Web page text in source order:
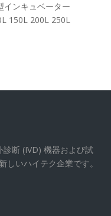
インキュベーター
150L 200L 250L
診断 (IVD) 機器および試
いハイテク企業です。